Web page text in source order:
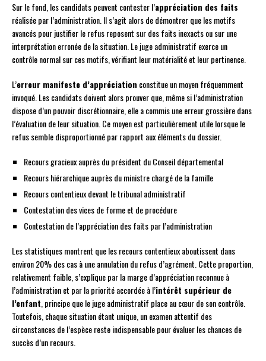
Sur le fond, les candidats peuvent contester l’appréciation des faits
réalisée par l’administration. Il s’agit alors de démontrer que les motifs
avancés pour justifier le refus reposent sur des faits inexacts ou sur une
interprétation erronée de la situation. Le juge administratif exerce un
contrôle normal sur ces motifs, vérifiant leur matérialité et leur pertinence.
L’erreur manifeste d’appréciation constitue un moyen fréquemment
invoqué. Les candidats doivent alors prouver que, même si l’administration
dispose d’un pouvoir discrétionnaire, elle a commis une erreur grossière dans
l’évaluation de leur situation. Ce moyen est particulièrement utile lorsque le
refus semble disproportionné par rapport aux éléments du dossier.
Recours gracieux auprès du président du Conseil départemental
Recours hiérarchique auprès du ministre chargé de la famille
Recours contentieux devant le tribunal administratif
Contestation des vices de forme et de procédure
Contestation de l’appréciation des faits par l’administration
Les statistiques montrent que les recours contentieux aboutissent dans
environ 20% des cas à une annulation du refus d’agrément. Cette proportion,
relativement faible, s’explique par la marge d’appréciation reconnue à
l’administration et par la priorité accordée à l’intérêt supérieur de
l’enfant, principe que le juge administratif place au cœur de son contrôle.
Toutefois, chaque situation étant unique, un examen attentif des
circonstances de l’espèce reste indispensable pour évaluer les chances de
succès d’un recours.